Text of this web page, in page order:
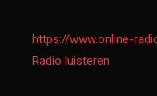
https://www.online-
Radio luisteren